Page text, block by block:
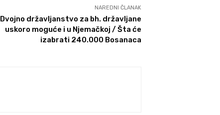
NAREDNI ČLANAK
Dvojno državljanstvo za bh. državljane
uskoro moguće i u Njemačkoj / Šta će
izabrati 240.000 Bosanaca